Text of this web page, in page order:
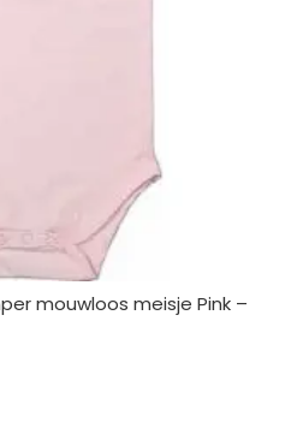
mouwloos meisje Pink –